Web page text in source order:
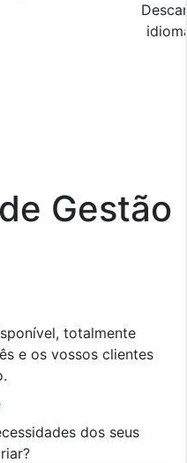
Gestão
totalmente
e os vossos clientes
dos seus